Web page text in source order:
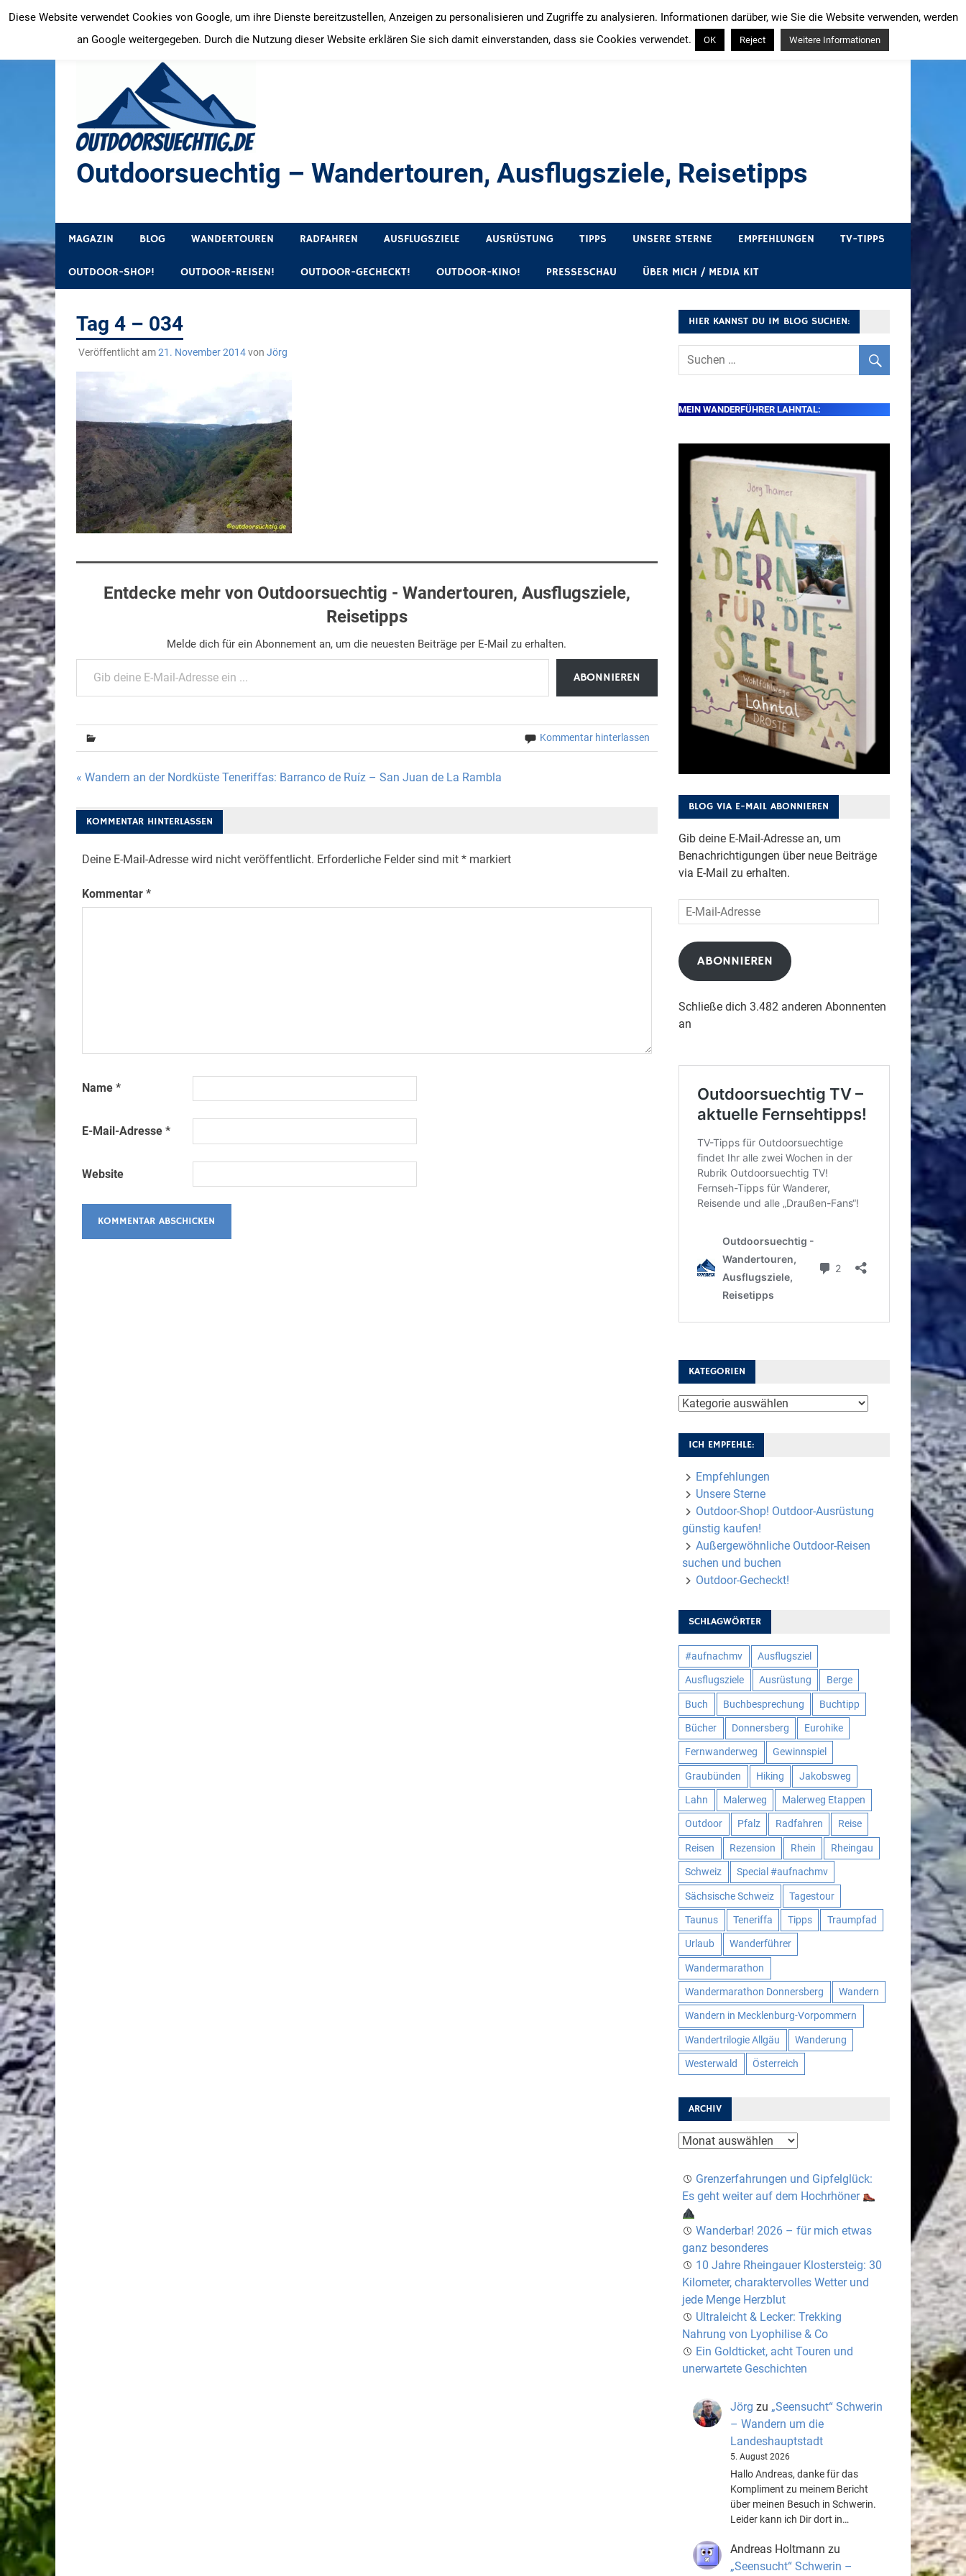
Inhalt
springen
Outdoorsuechtig – Wandertouren, Ausflugsziele, Reisetipps
MAGAZIN BLOG WANDERTOUREN RADFAHREN AUSFLUGSZIELE AUSRÜSTUNG TIPPS UNSERE STERNE EMPFEHLUNGEN TV-TIPPS
OUTDOOR-SHOP! OUTDOOR-REISEN! OUTDOOR-GECHECKT! OUTDOOR-KINO! PRESSESCHAU ÜBER MICH / MEDIA KIT
Tag 4 – 034
Veröffentlicht am21. November 2014von Jörg
Entdecke mehr von Outdoorsuechtig - Wandertouren, Ausflugsziele,
Reisetipps
Melde dich für ein Abonnement an, um die neuesten Beiträge per E-Mail zu erhalten.
Gib deine E-Mail-Adresse ein ...
ABONNIEREN
Kommentar hinterlassen
Beitragsnavigation
« Wandern an der Nordküste Teneriffas: Barranco de Ruíz – San Juan de La Rambla
KOMMENTAR HINTERLASSEN
Deine E-Mail-Adresse wird nicht veröffentlicht. Erforderliche Felder sind mit *markiert
Kommentar *
Name *
E-Mail-Adresse *
Website
HIER KANNST DU IM BLOG SUCHEN:
MEIN WANDERFÜHRER LAHNTAL:
BLOG VIA E-MAIL ABONNIEREN
Gib deine E-Mail-Adresse an, um
Benachrichtigungen über neue Beiträge
via E-Mail zu erhalten.
E-
Mail-
Adresse
ABONNIEREN
Schließe dich 3.482 anderen Abonnenten
an
KATEGORIEN
Kategorien
ICH EMPFEHLE:
Empfehlungen
Unsere Sterne
Outdoor-Shop! Outdoor-Ausrüstung
günstig kaufen!
Außergewöhnliche Outdoor-Reisen
suchen und buchen
Outdoor-Gecheckt!
SCHLAGWÖRTER
#aufnachmv Ausflugsziel
Ausflugsziele Ausrüstung Berge
Buch Buchbesprechung Buchtipp
Bücher Donnersberg Eurohike
Fernwanderweg Gewinnspiel
Graubünden Hiking Jakobsweg
Lahn Malerweg Malerweg Etappen
Outdoor Pfalz Radfahren Reise
Reisen Rezension Rhein Rheingau
Schweiz Special #aufnachmv
Sächsische Schweiz Tagestour
Taunus Teneriffa Tipps Traumpfad
Urlaub Wanderführer
Wandermarathon
Wandermarathon Donnersberg Wandern
Wandern in Mecklenburg-Vorpommern
Wandertrilogie Allgäu Wanderung
Westerwald Österreich
ARCHIV
Archiv
Grenzerfahrungen und Gipfelglück:
Es geht weiter auf dem Hochrhöner
Wanderbar! 2026 – für mich etwas
ganz besonderes
10 Jahre Rheingauer Klostersteig: 30
Kilometer, charaktervolles Wetter und
jede Menge Herzblut
Ultraleicht & Lecker: Trekking
Nahrung von Lyophilise & Co
Ein Goldticket, acht Touren und
unerwartete Geschichten
Jörg zu „Seensucht“ Schwerin
– Wandern um die
Landeshauptstadt
5. August 2026
Hallo Andreas, danke für das
Kompliment zu meinem Bericht
über meinen Besuch in Schwerin.
Leider kann ich Dir dort in…
Andreas Holtmann zu
„Seensucht“ Schwerin –
Diese Website verwendet Cookies von Google, um ihre Dienste bereitzustellen, Anzeigen zu personalisieren und Zugriffe zu analysieren. Informationen darüber, wie Sie die Website verwenden, werden
an Google weitergegeben. Durch die Nutzung dieser Website erklären Sie sich damit einverstanden, dass sie Cookies verwendet.
OK Reject Weitere Informationen